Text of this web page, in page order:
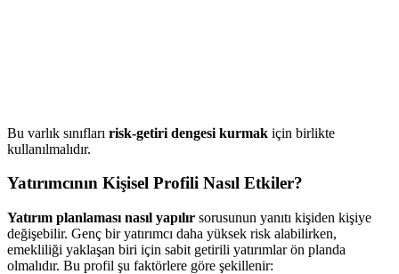
Bu varlık sınıfları risk-getiri dengesi kurmak için birlikte
kullanılmalıdır.
Yatırımcının Kişisel Profili Nasıl Etkiler?
Yatırım planlaması nasıl yapılır sorusunun yanıtı kişiden kişiye
değişebilir. Genç bir yatırımcı daha yüksek risk alabilirken,
emekliliği yaklaşan biri için sabit getirili yatırımlar ön planda
olmalıdır. Bu profil şu faktörlere göre şekillenir: